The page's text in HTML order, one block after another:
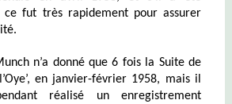
ce fut très rapidement pour assurer
n’a donné que 6 fois la Suite de
en janvier-février 1958, mais il
réalisé un enregistrement